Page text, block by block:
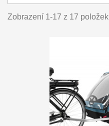
Zobrazení 1-17 z 17 položek